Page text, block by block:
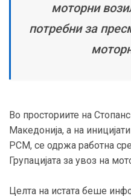
моторни
потребни за
Во просториите на
Македонија, а на
РСМ, се одржа работна
Групацијата за увоз на
Целта на истата беше